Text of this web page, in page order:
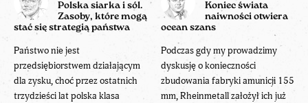
Polska siarka i sól.
Zasoby, które mogą
stać się strategią państwa
Państwo nie jest
przedsiębiorstwem działającym
dla zysku, choć przez ostatnich
trzydzieści lat polska klasa
Koniec świata
naiwności otwiera
ocean szans
Podczas gdy my prowadzimy
dyskusję o konieczności
zbudowania fabryki amunicji 155
mm, Rheinmetall założył ich już